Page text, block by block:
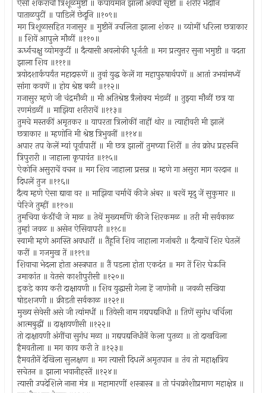
ऐसी शंकराची त्रिशूळमुष्टी ॥ कंपायमान झाली अवघी सृष्टी ॥ शरीर भेदोनि
पाताळपुटीं ॥ पाडिलें छेदूनि ॥१०९॥
मग त्रिशूळासहित गजासुर ॥ मुष्टीनें उचलिता झाला शंकर ॥ व्योमीं धरिला छत्राकार
॥ शिवें आपुले मौळीं ॥११०॥
ऊर्ध्वचक्षु व्योमकुटीं ॥ दैत्यासी अवलोकी धूर्जती ॥ मग प्रत्युत्तर सुना भमुष्टी ॥ वदता
झाला शिव ॥१११॥
त्रयोदशार्कपर्यंत महादारुणें ॥ तुवां युद्ध केलें गा महापुरुषार्थपणें ॥ आतां उभयांमध्यें
सांगा कवणें ॥ होय श्रेष्ठ बळी ॥११२॥
गजासुर म्हणे जी चंद्रमौळी ॥ मी अतिश्रेष्ठ त्रैलोक्य मंडळीं ॥ तुझ्या मौळीं छत्र या
रणमंडळीं ॥ माझिया शरीराचें ॥११३॥
तुमचे मस्तकीं अमृतकर ॥ यापरता त्रिलोकीं नाहीं थोर ॥ त्याहीवरी मी झालें
छत्राकार ॥ म्हणोनि मी श्रेष्ठ त्रिभुवनीं ॥११४॥
अपार तप केलें म्यां पूर्वापारीं ॥ मी छत्र झालों तुमच्या शिरीं ॥ तंव क्रोध प्रहरूनि
त्रिपुरारी ॥ जाहाला कृपावंत ॥११५॥
ऐकोनि असुराचें वचन ॥ मग शिव जाहाला प्रसन्न ॥ म्हणे गा असुरा माग वरदान ॥
दिधलें तुज ॥११६॥
दैत्य म्हणे ऐसा द्यावा वर ॥ माझिया चर्माचें कीजे अंबर ॥ बरवें मृदु जें सुकुमार ॥
पेरिजे तुम्हीं ॥११७॥
तुमचिया कंठींची जे माळ ॥ तेथें मुख्यमणि कीजे शिरकमळ ॥ तरी मी सर्वकाळ
तुम्हां जवळ ॥ असेन ऐसियापरी ॥११८॥
स्वामी म्हणे अगस्ति अवधारीं ॥ तैंहूनि शिव जाहाला गजांबरी ॥ दैत्याचें शिर घेतलें
करीं ॥ गजमुख तें ॥११९॥
शिवाचा भेदला होता अस्त्रघात ॥ तैं पडला होता एकदंत ॥ मग तें शिर घेऊनि
उमाकांत ॥ येतसे काशीपुरीसी ॥१२०॥
इकडे काय करी दाक्षायणी ॥ शिव युद्धासी गेला हें जाणोनी ॥ जवळी सखिया
षोडशजणी ॥ क्रीडती सर्वकाळ ॥१२१॥
मुख्य सेवेसी असे जी त्यांमधीं ॥ तियेसी नाम गद्यपद्यनिधी ॥ तिणें सुगंध चर्चिला
आत्मबुद्धीं ॥ दाक्षायणीसी ॥१२२॥
तो दाक्षायणी अंगींचा सुगंध मळा ॥ गद्यपद्यनिधीनें केला पुतळा ॥ तो दाखविला
हैमवतीला ॥ मग काय करी ते ॥१२३॥
हैमवतीनें देखिला सुलक्षण ॥ मग त्यासी दिधलें अमृतपान ॥ तंव तो महाक्षत्रिय
सचेतन ॥ झाला भवानीहस्तें ॥१२४॥
त्यासी उपदेशिले नाना मंत्र ॥ महामारणीं शस्त्रास्त्र ॥ तो पंचक्रोशीप्रमाण महाक्षेत्र ॥